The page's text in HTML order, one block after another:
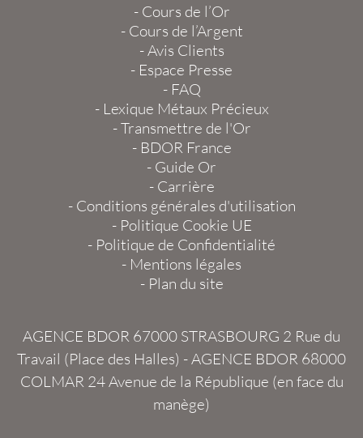
- Cours de l’Or
- Cours de l’Argent
-Avis Clients
- Espace Presse
- FAQ
- Lexique Métaux Précieux
-Transmettre de l'Or
- BDOR France
- Guide Or
- Carrière
- Conditions générales d'utilisation
- Politique Cookie UE
- Politique de Confidentialité
- Mentions légales
- Plan du site
AGENCE BDOR 67000 STRASBOURG 2 Rue du
Travail (Place des Halles) -AGENCE BDOR 68000
COLMAR24 Avenue de la République (en face du
manège)